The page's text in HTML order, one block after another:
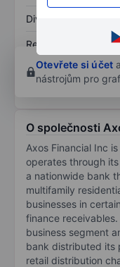
Dividenda na akcii
Rentabilita kapitálu
Otevřete si účet
nástrojům pro
O společnosti
Axos Financial Inc
operates through
a nationwide bank
multifamily
businesses in
finance
business segment
bank distributed its
retail distribution